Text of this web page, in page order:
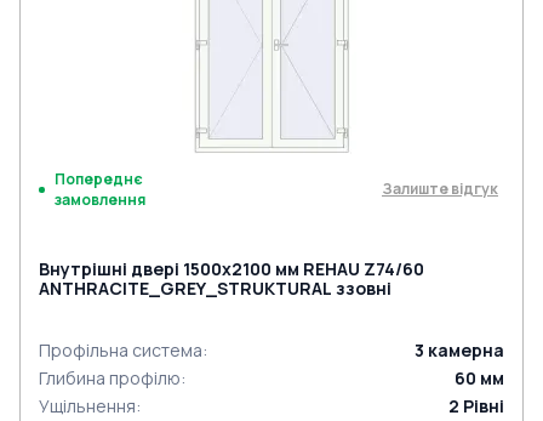
Попереднє
замовлення
Залиште відгук
Внутрішні двері 1500x2100 мм REHAU Z74/60
ANTHRACITE_GREY_STRUKTURAL ззовні
Профільна система: 3 камерна
Глибина профілю: 60 мм
Ущільнення: 2 Рівні